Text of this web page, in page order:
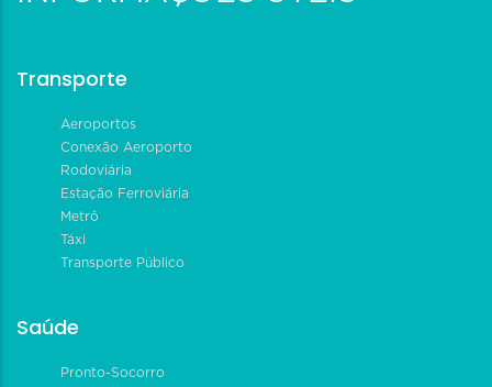
Transporte
Aeroportos
Conexão Aeroporto
Rodoviária
Estação Ferroviária
Metrô
Táxi
Transporte Público
Saúde
Pronto-Socorro